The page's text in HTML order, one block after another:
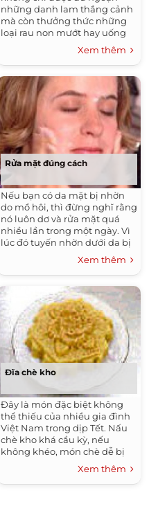
những danh lam thắng cảnh
mà còn thưởng thức những
loại rau non mướt hay uống
rượu Bắc Hà, Sán Lùng thơm
tê đầu lưỡi. Thị trấn trong
sương này còn có dãy phố
chuyên bán những đồ nướng
khi màn đêm buông xuống.
Xem thêm
Rửa mặt đúng cách
Nếu bạn có da mặt bị nhờn
do mồ hôi, thì đừng nghĩ rằng
nó luôn dơ và rửa mặt quá
nhiều lần trong một ngày. Vì
lúc đó tuyến nhờn dưới da bị
kích thích sẽ hoạt động nhiều
hơn. Vậy thì, càng rửa nhiều
thì da càng nhờn.
Xem thêm
Đĩa chè kho
Đây là món đặc biệt không
thể thiếu của nhiều gia đình
Việt Nam trong dịp Tết. Nấu
chè kho khá cầu kỳ, nếu
không khéo, món chè dễ bị
khê, nát... Chiều tất niên, bên
cạnh những món ăn mặn, đĩa
chè kho thơm mùi đỗ xanh
Xem thêm